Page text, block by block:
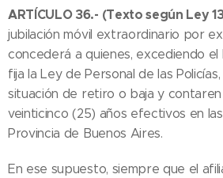
ARTÍCULO 36.- (Texto según Ley
jubilación móvil extraordinario por
concederá a quienes, excediendo
fija la Ley de Personal de las
situación de retiro o baja y
veinticinco (25) años efectivos en
Provincia de Buenos Aires.
En ese supuesto, siempre que el